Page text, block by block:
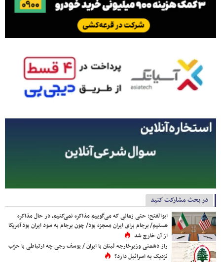
در بحث مشارکت کنید
ابوالفتح: حتی زمانی که می‌گوییم مذاکره نمی‌کنیم، در حال مذاکره
هستیم/ برجام برای ایران معجزه بود/ چون برجام به سود ایران بود آمریکا
از آن خارج شد
راز دشمنی وزیرخارجه لبنان با ایران / یوسف رجی چه ارتباطی با حزب
نزدیک به اسرائیل دارد؟